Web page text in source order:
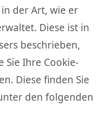
der Art, wie er
Diese ist in
beschrieben,
Sie Ihre Cookie-
Diese finden Sie
den folgenden